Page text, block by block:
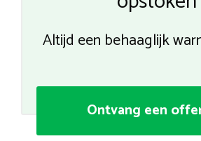
Altijd een behaaglijk
Ontvang een